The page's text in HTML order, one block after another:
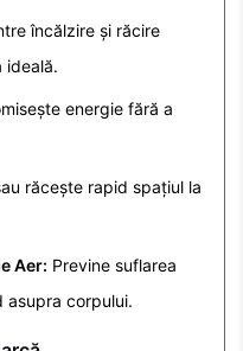
încălzire și răcire
ideală.
energie fără a
răcește rapid spațiul la
Aer: Previne suflarea
asupra corpului.